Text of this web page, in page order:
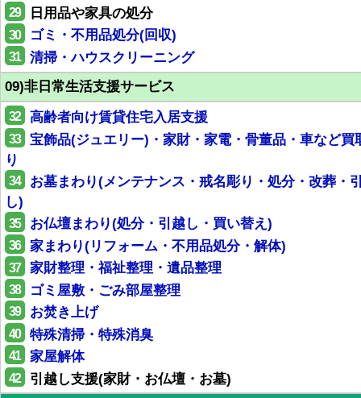
29 日用品や家具の処分
30 ゴミ・不用品処分(回収)
31
清掃・ハウスクリーニング
09)非日常生活支援サービス
32 高齢者向け賃貸住宅入居支援
33
宝飾品(ジュエリー)・家財・家電・骨董品・車など買
り
34
お墓まわり(メンテナンス・戒名彫り・処分・改葬・
し)
35 お仏壇まわり(処分・引越し・買い替え)
36 家まわり(リフォーム・不用品処分・解体)
37 家財整理・福祉整理・遺品整理
38 ゴミ屋敷・ごみ部屋整理
39 お焚き上げ
40 特殊清掃・特殊消臭
41 家屋解体
42 引越し支援(家財・お仏壇・お墓)